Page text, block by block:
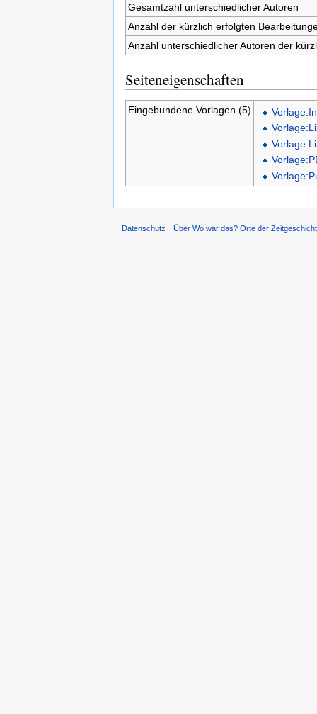
Gesamtzahl unterschiedlicher Autoren
Anzahl der kürzlich erfolgten
Anzahl unterschiedlicher Autoren der
Seiteneigenschaften
Eingebundene Vorlagen (5)
Datenschutz Über Wo war das? Orte der